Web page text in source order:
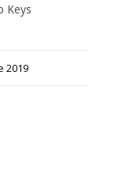
Keys
2019